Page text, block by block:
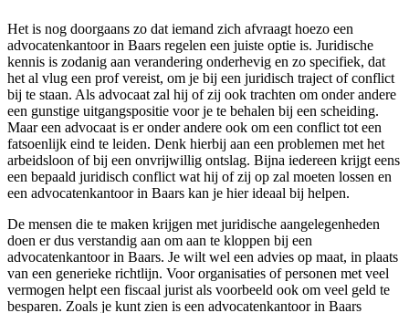
Het is nog doorgaans zo dat iemand zich afvraagt hoezo een
advocatenkantoor in Baars regelen een juiste optie is. Juridische
kennis is zodanig aan verandering onderhevig en zo specifiek, dat
het al vlug een prof vereist, om je bij een juridisch traject of conflict
bij te staan. Als advocaat zal hij of zij ook trachten om onder andere
een gunstige uitgangspositie voor je te behalen bij een scheiding.
Maar een advocaat is er onder andere ook om een conflict tot een
fatsoenlijk eind te leiden. Denk hierbij aan een problemen met het
arbeidsloon of bij een onvrijwillig ontslag. Bijna iedereen krijgt eens
een bepaald juridisch conflict wat hij of zij op zal moeten lossen en
een advocatenkantoor in Baars kan je hier ideaal bij helpen.
De mensen die te maken krijgen met juridische aangelegenheden
doen er dus verstandig aan om aan te kloppen bij een
advocatenkantoor in Baars. Je wilt wel een advies op maat, in plaats
van een generieke richtlijn. Voor organisaties of personen met veel
vermogen helpt een fiscaal jurist als voorbeeld ook om veel geld te
besparen. Zoals je kunt zien is een advocatenkantoor in Baars